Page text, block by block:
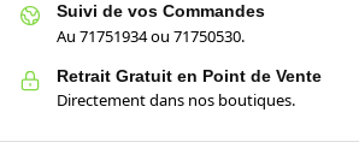
Suivi de vos Commandes
Au 71751934 ou 71750530.
Retrait Gratuit en Point de Vente
Directement dans nos boutiques.